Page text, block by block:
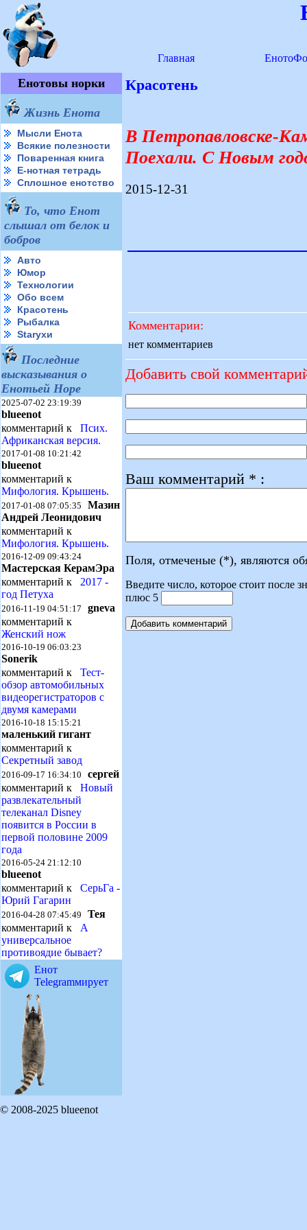
Главная
Енотовы норки
Жизнь Енота
Мысли Енота
Всякие полезности
Поваренная книга
Е-нотная тетрадь
Сплошное енотство
То, что Енот
слышал от белок и
бобров
Авто
Юмор
Технологии
Обо всем
Красотень
Рыбалка
Starухи
Последние
высказывания о
Енотьей Норе
2025-07-02 23:19:39
blueenot
комментарий к Псих.
Африканская версия.
2017-01-08 10:21:42
blueenot
комментарий к
Мифология. Крышень.
2017-01-08 07:05:35 Мазин
Андрей Леонидович
комментарий к
Мифология. Крышень.
2016-12-09 09:43:24
Мастерская КерамЭра
комментарий к 2017 -
год Петуха
2016-11-19 04:51:17 gneva
комментарий к
Женский нож
2016-10-19 06:03:23
Sonerik
комментарий к Тест-
обзор автомобильных
видеорегистраторов с
двумя камерами
2016-10-18 15:15:21
маленький гигант
комментарий к
Секретный завод
2016-09-17 16:34:10 сергей
комментарий к Новый
развлекательный
телеканал Disney
появится в России в
первой половине 2009
года
2016-05-24 21:12:10
blueenot
комментарий к СерьГа -
Юрий Гагарин
2016-04-28 07:45:49 Тея
комментарий к А
универсальное
противоядие бывает?
Енот
Telegramмирует
Красотень
В Петропавловске-
Поехали. С Новым
2015-12-31
Комментарии:
нет комментариев
Добавить свой
Ваш комментарий * :
Поля, отмеченые (*), являются
Введите число, которое стоит после
плюс 5
© 2008-2025 blueenot